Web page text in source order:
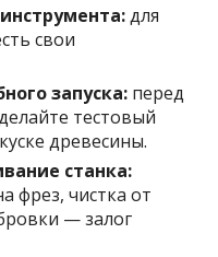
для
свои
запуска: перед
тестовый
древесины.
станка:
фрез, чистка от
— залог